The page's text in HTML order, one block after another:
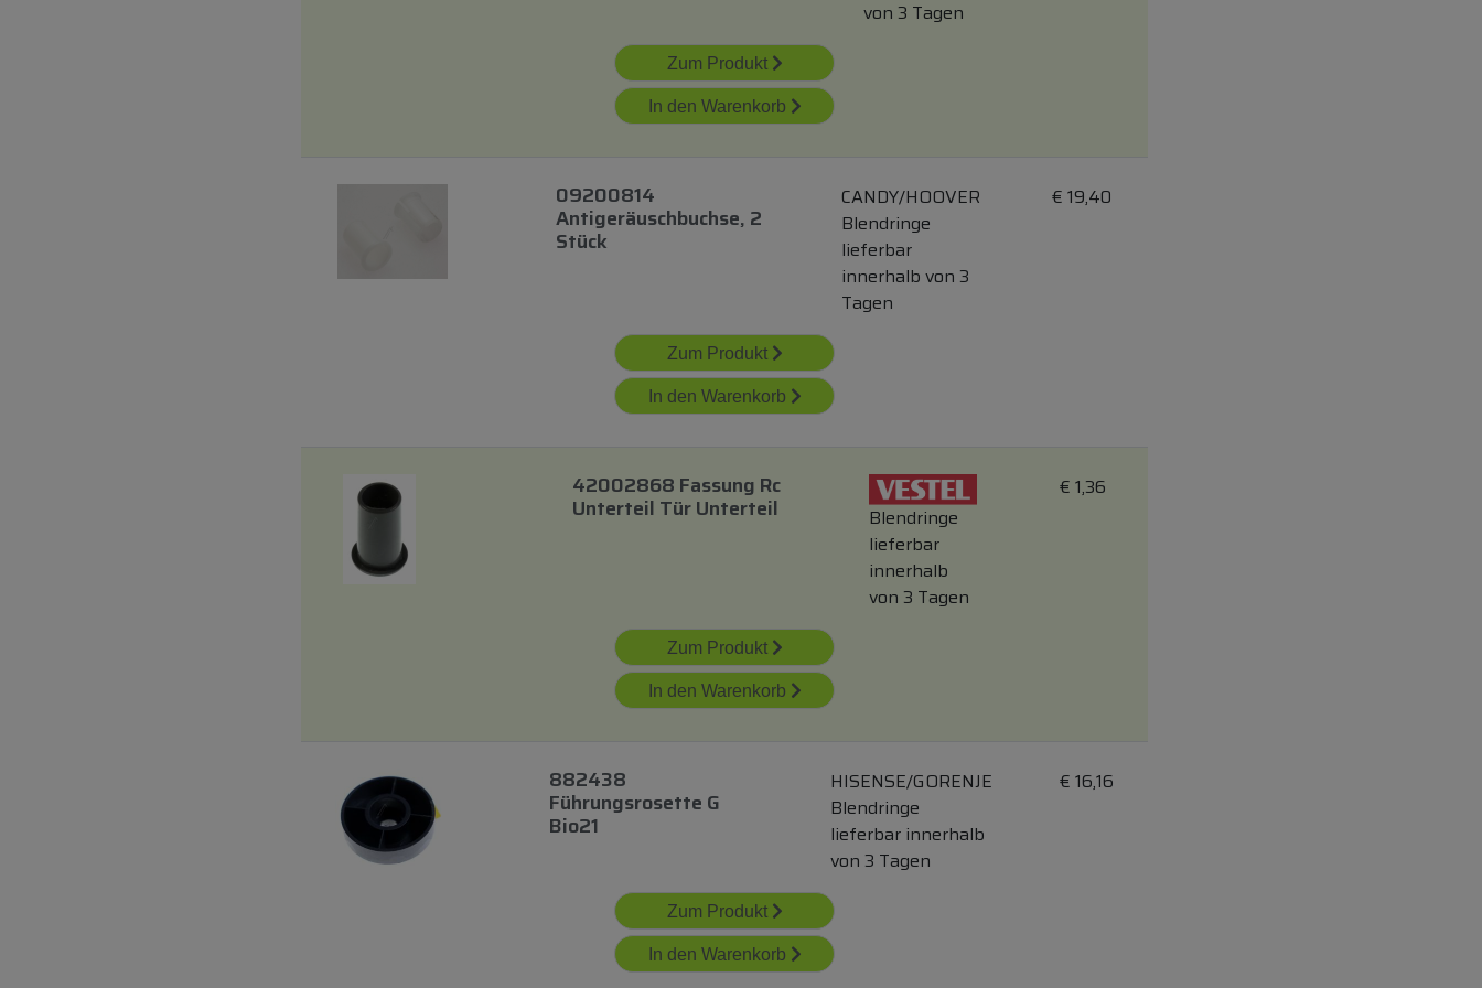
von 3 Tagen
Zum Produkt
In den Warenkorb
09200814
Antigeräuschbuchse, 2
Stück
CANDY/HOOVER
Blendringe
lieferbar
innerhalb von 3
Tagen
€ 19,40
Zum Produkt
In den Warenkorb
42002868 Fassung Rc
Unterteil Tür Unterteil
Blendringe
lieferbar
innerhalb
von 3 Tagen
€ 1,36
Zum Produkt
In den Warenkorb
882438
Führungsrosette G
Bio21
HISENSE/GORENJE
Blendringe
lieferbar innerhalb
von 3 Tagen
€ 16,16
Zum Produkt
In den Warenkorb